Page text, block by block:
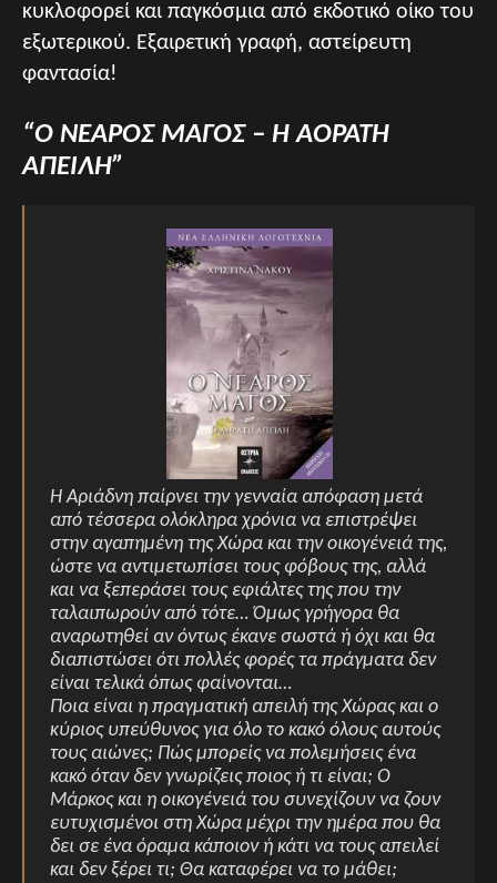
κυκλοφορεί και παγκόσμια από εκδοτικό οίκο του
εξωτερικού. Εξαιρετική γραφή, αστείρευτη
φαντασία!
“Ο ΝΕΑΡΟΣ ΜΑΓΟΣ – Η ΑΟΡΑΤΗ
ΑΠΕΙΛΗ”
Η Αριάδνη παίρνει την γενναία απόφαση μετά
από τέσσερα ολόκληρα χρόνια να επιστρέψει
στην αγαπημένη της Χώρα και την οικογένειά της,
ώστε να αντιμετωπίσει τους φόβους της, αλλά
και να ξεπεράσει τους εφιάλτες της που την
ταλαιπωρούν από τότε… Όμως γρήγορα θα
αναρωτηθεί αν όντως έκανε σωστά ή όχι και θα
διαπιστώσει ότι πολλές φορές τα πράγματα δεν
είναι τελικά όπως φαίνονται…
Ποια είναι η πραγματική απειλή της Χώρας και ο
κύριος υπεύθυνος για όλο το κακό όλους αυτούς
τους αιώνες; Πώς μπορείς να πολεμήσεις ένα
κακό όταν δεν γνωρίζεις ποιος ή τι είναι; Ο
Μάρκος και η οικογένειά του συνεχίζουν να ζουν
ευτυχισμένοι στη Χώρα μέχρι την ημέρα που θα
δει σε ένα όραμα κάποιον ή κάτι να τους απειλεί
και δεν ξέρει τι; Θα καταφέρει να το μάθει;